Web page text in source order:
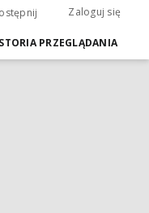
Zaloguj się
PRZEGLĄDANIA